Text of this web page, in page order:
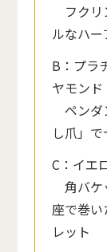
フクリ
ルなハ
B：プラ
ヤモンド
ペンダ
し爪」
C：イエ
角バケ
座で巻
レット